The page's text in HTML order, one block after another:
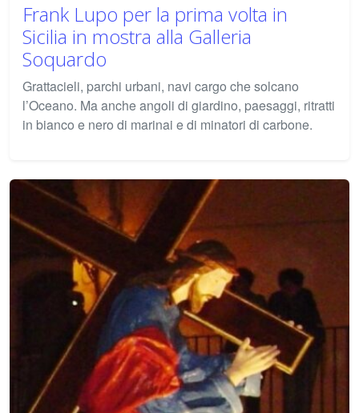
Frank Lupo per la prima volta in
Sicilia in mostra alla Galleria
Soquardo
Grattacieli, parchi urbani, navi cargo che solcano
l’Oceano. Ma anche angoli di giardino, paesaggi, ritratti
in bianco e nero di marinai e di minatori di carbone.